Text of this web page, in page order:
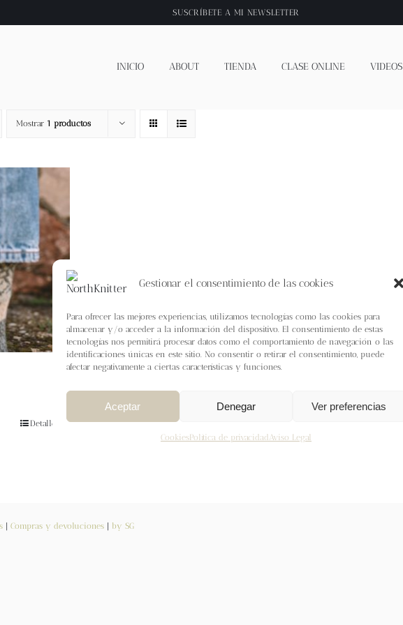
Gestionar el consentimiento de las cookies
Para ofrecer las mejores experiencias, utilizamos tecnologías como las cookies para
almacenar y/o acceder a la información del dispositivo. El consentimiento de estas
tecnologías nos permitirá procesar datos como el comportamiento de navegación o las
identificaciones únicas en este sitio. No consentir o retirar el consentimiento, puede
afectar negativamente a ciertas características y funciones.
Aceptar Denegar Ver preferencias
CookiesPolítica de privacidad Aviso Legal
SUSCRÍBETE A MI NEWSLETTER
INICIO ABOUT TIENDA CLASE ONLINE VIDEOS
Mostrar 1 productos
Detalles
| Compras y devoluciones| by SG